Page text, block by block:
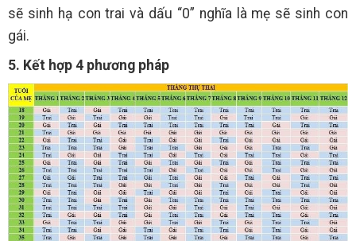
sẽ sinh hạ con trai và dấu “0” nghĩa là mẹ sẽ sinh con
gái.
5. Kết hợp 4 phương pháp